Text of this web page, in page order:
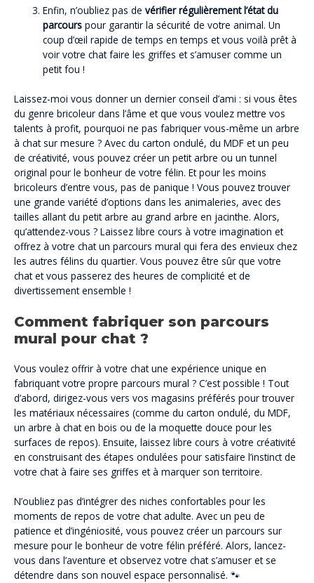
Enfin, n’oubliez pas devérifier régulièrement l’état du
parcours pour garantir la sécurité de votre animal. Un
coup d’œil rapide de temps en temps et vous voilà prêt à
voir votre chat faire les griffes et s’amuser comme un
petit fou !
Laissez-moi vous donner un dernier conseil d’ami : si vous êtes
du genre bricoleur dans l’âme et que vous voulez mettre vos
talents à profit, pourquoi ne pas fabriquer vous-même un arbre
à chat sur mesure ? Avec du carton ondulé, du MDF et un peu
de créativité, vous pouvez créer un petit arbre ou un tunnel
original pour le bonheur de votre félin. Et pour les moins
bricoleurs d’entre vous, pas de panique ! Vous pouvez trouver
une grande variété d’options dans les animaleries, avec des
tailles allant du petit arbre au grand arbre en jacinthe. Alors,
qu’attendez-vous ? Laissez libre cours à votre imagination et
offrez à votre chat un parcours mural qui fera des envieux chez
les autres félins du quartier. Vous pouvez être sûr que votre
chat et vous passerez des heures de complicité et de
divertissement ensemble !
Comment fabriquer son parcours
mural pour chat ?
Vous voulez offrir à votre chat une expérience unique en
fabriquant votre propre parcours mural ? C’est possible ! Tout
d’abord, dirigez-vous vers vos magasins préférés pour trouver
les matériaux nécessaires (comme du carton ondulé, du MDF,
un arbre à chat en bois ou de la moquette douce pour les
surfaces de repos). Ensuite, laissez libre cours à votre créativité
en construisant des étapes ondulées pour satisfaire l’instinct de
votre chat à faire ses griffes et à marquer son territoire.
N’oubliez pas d’intégrer des niches confortables pour les
moments de repos de votre chat adulte. Avec un peu de
patience et d’ingéniosité, vous pouvez créer un parcours sur
mesure pour le bonheur de votre félin préféré. Alors, lancez-
vous dans l’aventure et observez votre chat s’amuser et se
détendre dans son nouvel espace personnalisé. 🐾